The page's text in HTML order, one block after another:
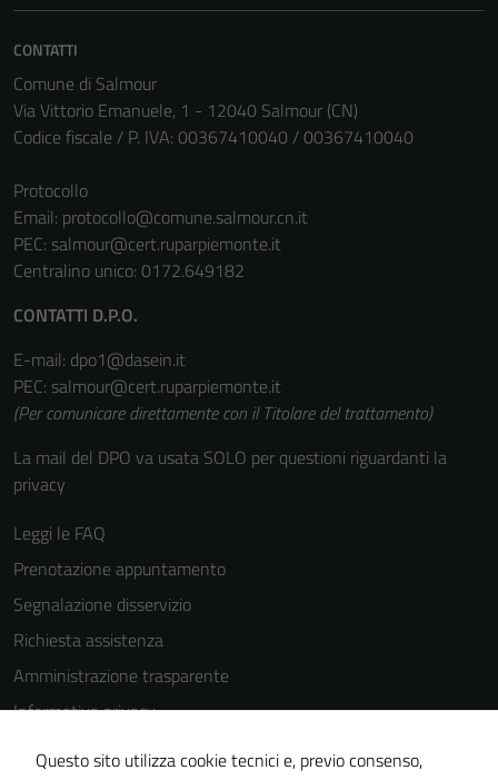
CONTATTI
Comune di Salmour
Via Vittorio Emanuele, 1 - 12040 Salmour (CN)
Codice fiscale / P. IVA: 00367410040 / 00367410040
Protocollo
Email: protocollo@comune.salmour.cn.it
PEC: salmour@cert.ruparpiemonte.it
Centralino unico: 0172.649182
CONTATTI D.P.O.
E-mail: dpo1@dasein.it
PEC: salmour@cert.ruparpiemonte.it
(Per comunicare direttamente con il Titolare del trattamento)
La mail del DPO va usata SOLO per questioni riguardanti la
privacy
Leggi le FAQ
Prenotazione appuntamento
Segnalazione disservizio
Richiesta assistenza
Amministrazione trasparente
Informativa privacy
Cookie Policy
Questo sito utilizza cookie tecnici e, previo consenso,